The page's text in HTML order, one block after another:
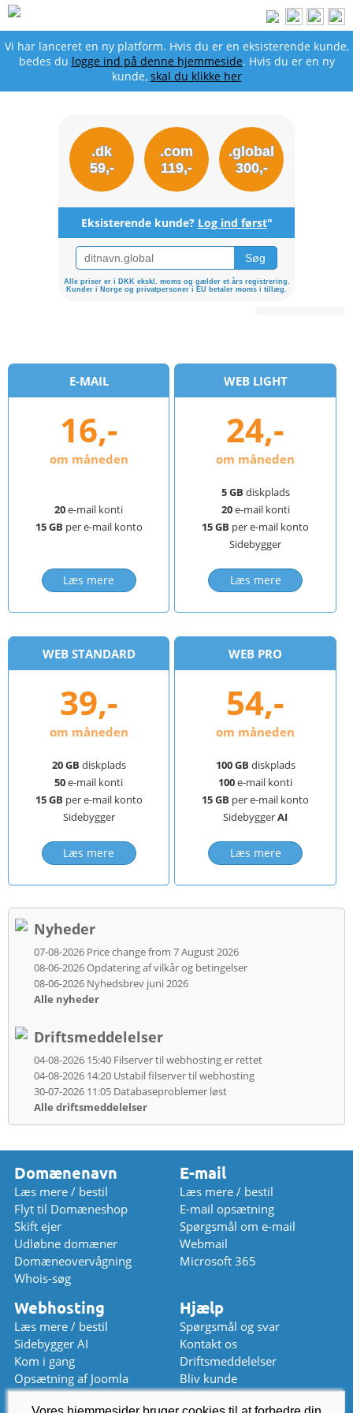
Vi har lanceret en ny platform. Hvis du er en eksisterende kunde,
bedes du logge ind på denne hjemmeside. Hvis du er en ny
kunde, skal du klikke her
.dk
59,-
.com
119,-
.global
300,-
Eksisterende kunde? Log ind først"
Alle priser er i DKK ekskl. moms og gælder et års registrering.
Kunder i Norge og privatpersoner i EU betaler moms i tillæg.
E-MAIL
16,-
om måneden
20e-mail konti
15 GB per e-mail konto
Læs mere
WEB LIGHT
24,-
om måneden
5 GB diskplads
20e-mail konti
15 GB per e-mail konto
Sidebygger
Læs mere
WEB STANDARD
39,-
om måneden
20 GB diskplads
50e-mail konti
15 GB per e-mail konto
Sidebygger
Læs mere
WEB PRO
54,-
om måneden
100 GB diskplads
100e-mail konti
15 GB per e-mail konto
SidebyggerAI
Læs mere
Nyheder
07-08-2026Price change from 7 August 2026
08-06-2026Opdatering af vilkår og betingelser
08-06-2026Nyhedsbrev juni 2026
Alle nyheder
Driftsmeddelelser
04-08-2026 15:40Filserver til webhosting er rettet
04-08-2026 14:20Ustabil filserver til webhosting
30-07-2026 11:05Databaseproblemer løst
Alle driftsmeddelelser
Domænenavn
Læs mere / bestil
Flyt til Domæneshop
Skift ejer
Udløbne domæner
Domæneovervågning
Whois-søg
E-mail
Læs mere / bestil
E-mail opsætning
Spørgsmål om e-mail
Webmail
Microsoft 365
Webhosting
Læs mere / bestil
Sidebygger AI
Kom i gang
Opsætning af Joomla
Opsætning af WordPress
Hjælp
Spørgsmål og svar
Kontakt os
Driftsmeddelelser
Bliv kunde
Prisliste